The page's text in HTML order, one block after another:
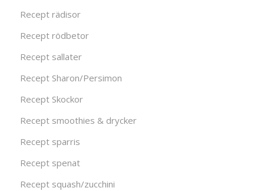
Recept rädisor
Recept rödbetor
Recept sallater
Recept Sharon/Persimon
Recept Skockor
Recept smoothies & drycker
Recept sparris
Recept spenat
Recept squash/zucchini